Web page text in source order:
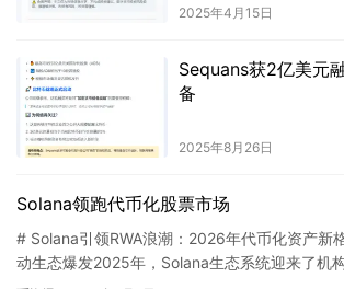
2025年4月15日
Sequans获2亿美元
备
2025年8月26日
Solana领跑代币化股票市场
# Solana引领RWA浪潮：2026年代币化资产新
动生态爆发2025年，Solana生态系统迎来了机